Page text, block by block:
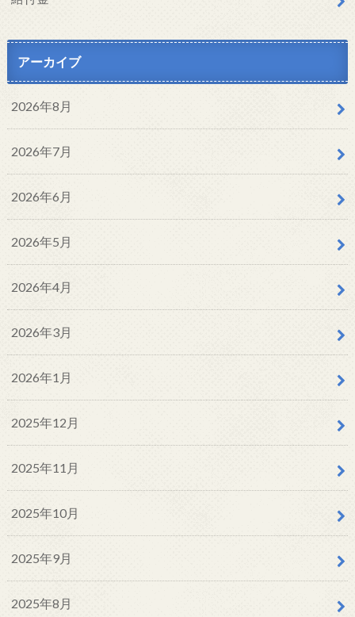
アーカイブ
2026年8月
2026年7月
2026年6月
2026年5月
2026年4月
2026年3月
2026年1月
2025年12月
2025年11月
2025年10月
2025年9月
2025年8月